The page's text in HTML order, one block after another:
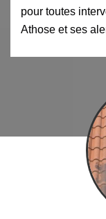
pour toutes
Athose et ses